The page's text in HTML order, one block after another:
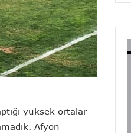
yüksek ortalar
Afyon